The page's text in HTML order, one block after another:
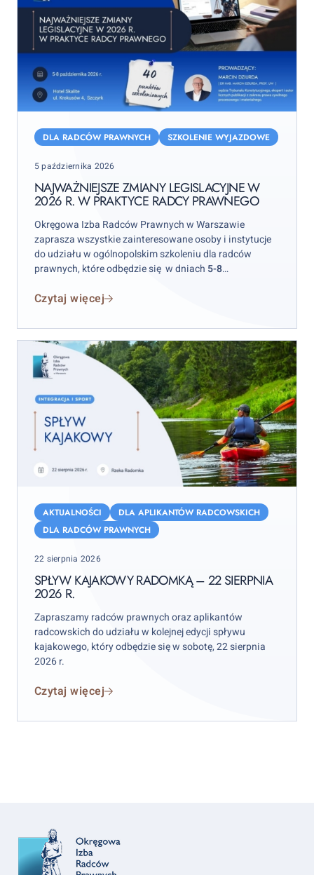
zmiany
2026
praktyce
radcy
prawnego
DLA RADCÓW PRAWNYCH SZKOLENIE WYJAZDOWE
Posted
5 października 2026
NAJWAŻNIEJSZE ZMIANY LEGISLACYJNE W
2026 R. W PRAKTYCE RADCY PRAWNEGO
Okręgowa Izba Radców Prawnych w Warszawie
zaprasza wszystkie zainteresowane osoby i instytucje
do udziału w ogólnopolskim szkoleniu dla radców
prawnych, które odbędzie się w dniach 5-8
Czytaj więcej
kajakowy
Radomką
sierpnia
2026
AKTUALNOŚCI
DLA APLIKANTÓW RADCOWSKICH
DLA RADCÓW PRAWNYCH
Posted
22 sierpnia 2026
SPŁYW KAJAKOWY RADOMKĄ – 22 SIERPNIA
2026 R.
Zapraszamy radców prawnych oraz aplikantów
radcowskich do udziału w kolejnej edycji spływu
kajakowego, który odbędzie się w sobotę, 22 sierpnia
2026 r.
Czytaj więcej